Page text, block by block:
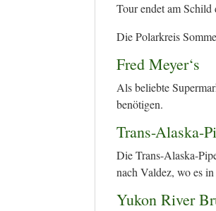
Tour endet am
Die Polarkreis
Fred Meyer‘s
Als beliebte
benötigen.
Trans-Alaska-
Die Trans-Alaska-
nach Valdez, wo es
Yukon River